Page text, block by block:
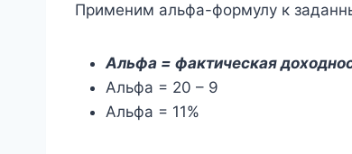
Применим альфа-формулу к
Альфа = фактическая
Альфа = 20 – 9
Альфа = 11%